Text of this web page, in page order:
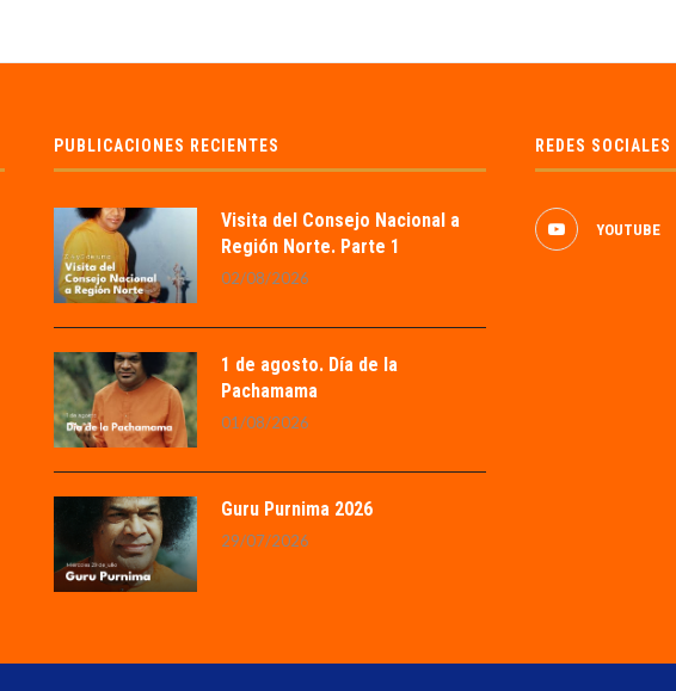
PUBLICACIONES RECIENTES
Visita del Consejo Nacional a
Región Norte. Parte 1
02/08/2026
1 de agosto. Día de la
Pachamama
01/08/2026
Guru Purnima 2026
29/07/2026
REDES SOCIALES
YOUTUBE